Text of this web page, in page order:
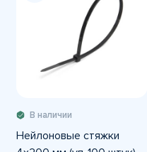
В наличии
Нейлоновые стяжки